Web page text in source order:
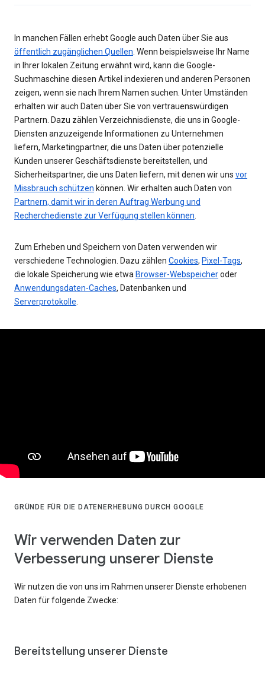
In manchen Fällen erhebt Google auch Daten über Sie aus
öffentlich zugänglichen Quellen . Wenn beispielsweise Ihr Name
in Ihrer lokalen Zeitung erwähnt wird, kann die Google-
Suchmaschine diesen Artikel indexieren und anderen Personen
zeigen, wenn sie nach Ihrem Namen suchen. Unter Umständen
erhalten wir auch Daten über Sie von vertrauenswürdigen
Partnern. Dazu zählen Verzeichnisdienste, die uns in Google-
Diensten anzuzeigende Informationen zu Unternehmen
liefern, Marketingpartner, die uns Daten über potenzielle
Kunden unserer Geschäftsdienste bereitstellen, und
Sicherheitspartner, die uns Daten liefern, mit denen wir uns vor
Missbrauch schützen können. Wir erhalten auch Daten von
Partnern, damit wir in deren Auftrag Werbung und
Recherchedienste zur Verfügung stellen können
Zum Erheben und Speichern von Daten verwenden wir
verschiedene Technologien. Dazu zählen Cookies, Pixel-Tags,
die lokale Speicherung wie etwa Browser-Webspeicheroder
Anwendungsdaten-Caches, Datenbanken und
Serverprotokolle
GRÜNDE FÜR DIE DATENERHEBUNG DURCH GOOGLE
Wir verwenden Daten zur
Verbesserung unserer Dienste
Wir nutzen die von uns im Rahmen unserer Dienste erhobenen
Daten für folgende Zwecke:
Bereitstellung unserer Dienste